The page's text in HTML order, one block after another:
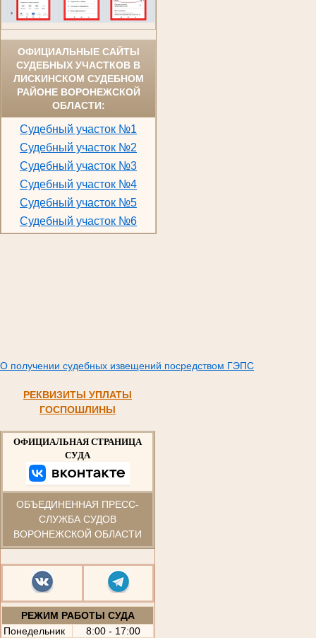
ОФИЦИАЛЬНЫЕ САЙТЫ
СУДЕБНЫХ УЧАСТКОВ В
ЛИСКИНСКОМ СУДЕБНОМ
РАЙОНЕ ВОРОНЕЖСКОЙ
ОБЛАСТИ:
Судебный участок №1
Судебный участок №2
Судебный участок №3
Судебный участок №4
Судебный участок №5
Судебный участок №6
О получении судебных извещений посредством ГЭПС
РЕКВИЗИТЫ УПЛАТЫ
ГОСПОШЛИНЫ
ОФИЦИАЛЬНАЯ СТРАНИЦА
СУДА
ОБЪЕДИНЕННАЯ ПРЕСС-
СЛУЖБА СУДОВ
ВОРОНЕЖСКОЙ ОБЛАСТИ
РЕЖИМ РАБОТЫ СУДА
Понедельник
8:00 - 17:00